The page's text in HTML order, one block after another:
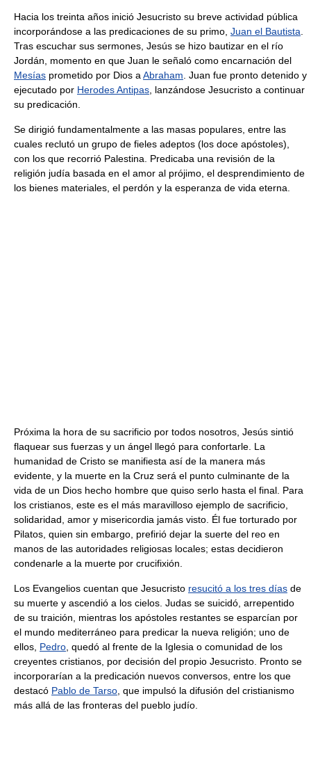
Hacia los treinta años inició Jesucristo su breve actividad pública
incorporándose a las predicaciones de su primo, Juan el Bautista.
Tras escuchar sus sermones, Jesús se hizo bautizar en el río
Jordán, momento en que Juan le señaló como encarnación del
Mesías prometido por Dios aAbraham. Juan fue pronto detenido y
ejecutado por Herodes Antipas, lanzándose Jesucristo a continuar
su predicación.
Se dirigió fundamentalmente a las masas populares, entre las
cuales reclutó un grupo de fieles adeptos (los doce apóstoles),
con los que recorrió Palestina. Predicaba una revisión de la
religión judía basada en el amor al prójimo, el desprendimiento de
los bienes materiales, el perdón y la esperanza de vida eterna.
Próxima la hora de su sacrificio por todos nosotros, Jesús sintió
flaquear sus fuerzas y un ángel llegó para confortarle. La
humanidad de Cristo se manifiesta así de la manera más
evidente, y la muerte en la Cruz será el punto culminante de la
vida de un Dios hecho hombre que quiso serlo hasta el final. Para
los cristianos, este es el más maravilloso ejemplo de sacrificio,
solidaridad, amor y misericordia jamás visto. Él fue torturado por
Pilatos, quien sin embargo, prefirió dejar la suerte del reo en
manos de las autoridades religiosas locales; estas decidieron
condenarle a la muerte por crucifixión.
Los Evangelios cuentan que Jesucristo resucitó a los tres días de
su muerte y ascendió a los cielos. Judas se suicidó, arrepentido
de su traición, mientras los apóstoles restantes se esparcían por
el mundo mediterráneo para predicar la nueva religión; uno de
ellos, Pedro, quedó al frente de la Iglesia o comunidad de los
creyentes cristianos, por decisión del propio Jesucristo. Pronto se
incorporarían a la predicación nuevos conversos, entre los que
destacó Pablo de Tarso, que impulsó la difusión del cristianismo
más allá de las fronteras del pueblo judío.